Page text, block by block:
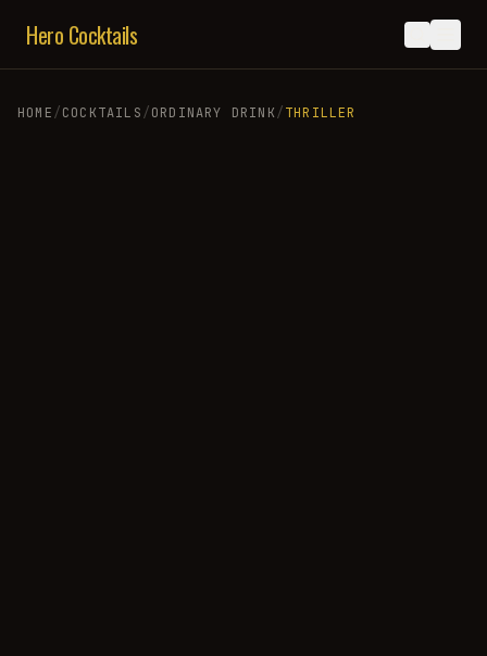
Hero Cocktails
HOME/COCKTAILS/ORDINARY DRINK/THRILLER